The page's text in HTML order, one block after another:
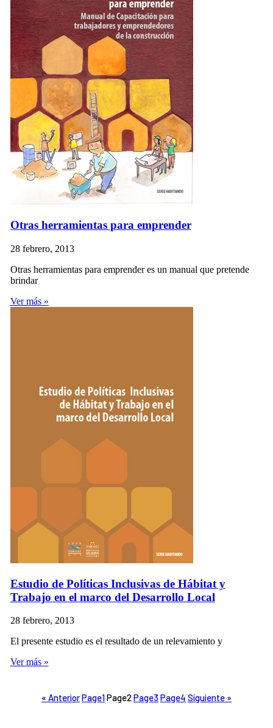
Otras herramientas para emprender
28 febrero, 2013
Otras herramientas para emprender es un manual que pretende
brindar
Ver más »
Estudio de Políticas Inclusivas de Hábitat y
Trabajo en el marco del Desarrollo Local
28 febrero, 2013
El presente estudio es el resultado de un relevamiento y
Ver más »
« AnteriorPage1Page2Page3Page4 Siguiente »